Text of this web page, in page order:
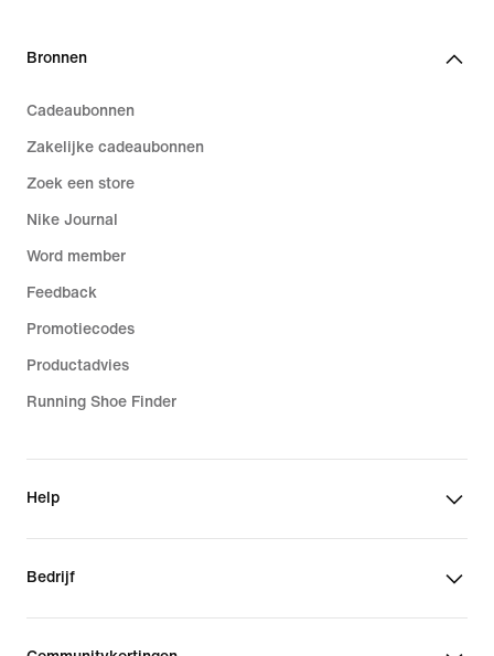
Bronnen
Cadeaubonnen
Zakelijke cadeaubonnen
Zoek een store
Nike Journal
Word member
Feedback
Promotiecodes
Productadvies
Running Shoe Finder
Help
Bedrijf